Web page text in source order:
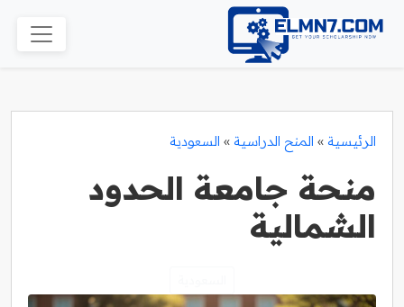
الرئيسية » المنح الدراسية » السعودية
منحة جامعة الحدود
الشمالية